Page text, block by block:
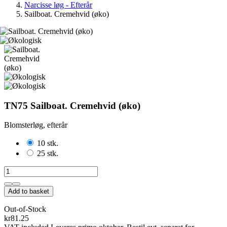
Narcisse løg - Efterår
Sailboat. Cremehvid (øko)
TN75 Sailboat. Cremehvid (øko)
Blomsterløg, efterår
10 stk.
25 stk.
Add to basket
Out-of-Stock
kr81.25